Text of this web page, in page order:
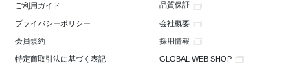
ご利用ガイド 品質保証
プライバシーポリシー 会社概要
会員規約 採用情報
特定商取引法に基づく表記 GLOBAL WEB SHOP